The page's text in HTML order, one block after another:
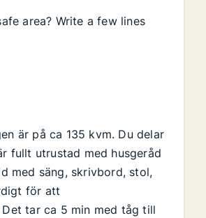
area? Write a few lines
är på ca 135 kvm. Du delar
fullt utrustad med husgeråd
med säng, skrivbord, stol,
för att
tar ca 5 min med tåg till